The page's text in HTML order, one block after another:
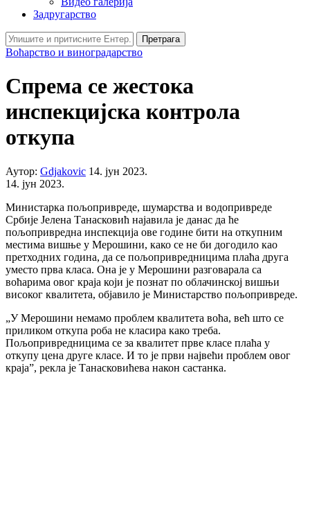
Задругарство
Претрага
Воћарство и виноградарство
Спрема се жестока
инспекцијска контрола
откупа
Аутор: Gdjakovic 14. јун 2023.
14. јун 2023.
Министарка пољопривреде, шумарства и водопривреде
Србије Јелена Танасковић најавила је данас да ће
пољопривредна инспекција ове године бити на откупним
местима вишње у Мерошини, како се не би догодило као
претходних година, да се пољопривредницима плаћа друга
уместо прва класа. Она је у Мерошини разговарала са
воћарима овог краја који је познат по облачинској вишњи
високог квалитета, објавило је Министарство пољопривреде.
„У Мерошини немамо проблем квалитета воћа, већ што се
приликом откупа роба не класира како треба.
Пољопривредницима се за квалитет прве класе плаћа у
откупу цена друге класе. И то је први највећи проблем овог
краја”, рекла је Танасковићева након састанка.